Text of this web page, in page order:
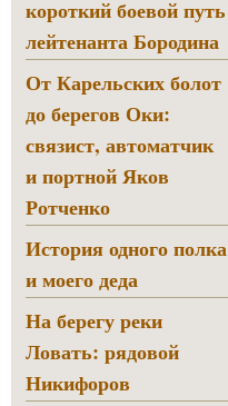
короткий боевой путь
лейтенанта Бородина
От Карельских болот
до берегов Оки:
связист, автоматчик
и портной Яков
Ротченко
История одного полка
и моего деда
На берегу реки
Ловать: рядовой
Никифоров